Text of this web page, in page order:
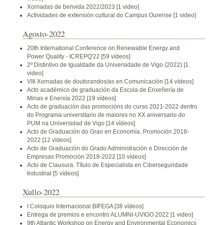
Xornadas de benvida 2022/2023 [1 video]
Actividades de extensión cultural do Campus Ourense [1 video]
Agosto-2022
20th International Conference on Renewable Energy and
Power Quality - ICREPQ'22 [59 vídeos]
2º Distintivo de Igualdade da Universidade de Vigo (2022) [1
video]
VIII Xornadas de doutorandos/as en Comunicación [14 vídeos]
Acto académico de graduación da Escola de Enxeñería de
Minas e Enerxía 2022 [19 vídeos]
Acto de graduación das promocións do curso 2021-2022 dentro
do Programa universitario de maiores no XX aniversario do
PUM na Universidad de Vigo [14 vídeos]
Acto de Graduación do Grao en Economía. Promoción 2018-
2022 [12 vídeos]
Acto de Graduación do Grado Administración e Dirección de
Empresas Promoción 2018-2022 [10 vídeos]
Acto de Clausura. Título de Especialista en Ciberseguridade
Industrial [5 vídeos]
Xullo-2022
I Coloquio Internacional BIFEGA [38 vídeos]
Entrega de premios e encontro ALUMNI-UVIGO 2022 [1 video]
9th Atlantic Workshop on Energy and Environmental Economics